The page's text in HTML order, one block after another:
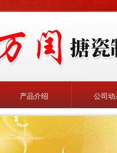
产品介绍 公司动